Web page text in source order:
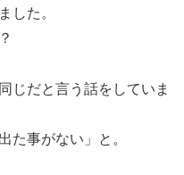
した。
じだと言う話をしていま
た事がない」と。